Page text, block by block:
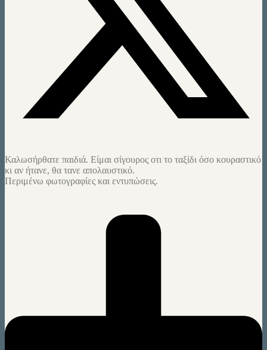
Καλωσήρθατε παιδιά. Είμαι σίγουρος οτι το ταξίδι όσο κουραστικό
κι αν ήτανε, θα τανε απολαυστικό.
Περιμένω φωτογραφίες και εντυπώσεις.